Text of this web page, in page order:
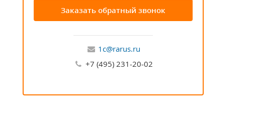
Заказать обратный звонок
1c@rarus.ru
+7 (495) 231-20-02